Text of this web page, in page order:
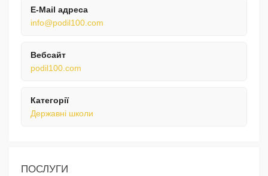
E-Mail адреса
info@podil100.com
Вебсайт
podil100.com
Категорії
Державні школи
ПОСЛУГИ